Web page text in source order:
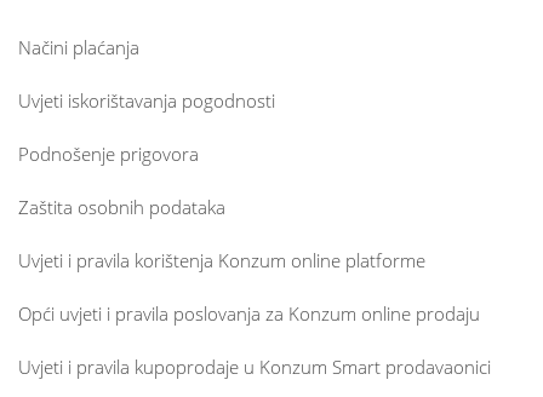
Načini plaćanja
Uvjeti iskorištavanja pogodnosti
Podnošenje prigovora
Zaštita osobnih podataka
Uvjeti i pravila korištenja Konzum online platforme
Opći uvjeti i pravila poslovanja za Konzum online prodaju
Uvjeti i pravila kupoprodaje u Konzum Smart prodavaonici